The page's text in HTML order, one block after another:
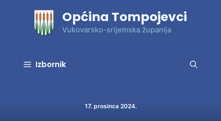
Općina Tompojevci
Vukovarsko-srijemska županija
Izbornik
17. prosinca 2024.